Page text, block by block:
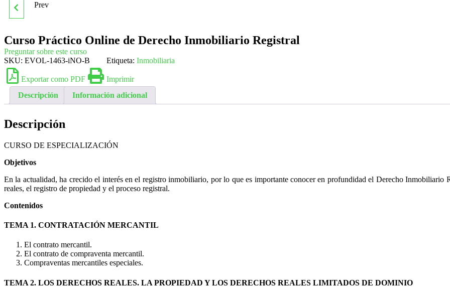
CURSO PRÁCTICO
DE LA GESTIÓN
INMOBILIARIA URBANA
Y RURAL
Prev
Curso Práctico Online de Derecho Inmobiliario Registral
Preguntar sobre este curso
SKU: EVOL-1463-iNO-B Etiqueta: Inmobiliaria
Exportar como PDF
Imprimir
Descripción
Información adicional
Descripción
CURSO DE ESPECIALIZACIÓN
Objetivos
En la actualidad, ha crecido el interés en el registro inmobiliario, por lo que es importante conocer en profundidad el Derecho Inmobiliario
reales, el registro de propiedad y el proceso registral.
Contenidos
TEMA 1. CONTRATACIÓN MERCANTIL
El contrato mercantil.
El contrato de compraventa mercantil.
Compraventas mercantiles especiales.
TEMA 2. LOS DERECHOS REALES. LA PROPIEDAD Y LOS DERECHOS REALES LIMITADOS DE DOMINIO